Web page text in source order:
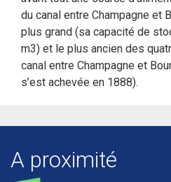
du canal entre Champagne et
plus grand (sa capacité de
m3) et le plus ancien des
canal entre Champagne et
s’est achevée en 1888).
A proximité